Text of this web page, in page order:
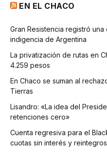
EN EL CHACO
Gran Resistencia registró
indigencia de Argentina
La privatización de rutas en
4.259 pesos
En Chaco se suman al
Tierras
Lisandro: «La idea del
retenciones cero»
Cuenta regresiva para el
cuotas sin interés y reintegros